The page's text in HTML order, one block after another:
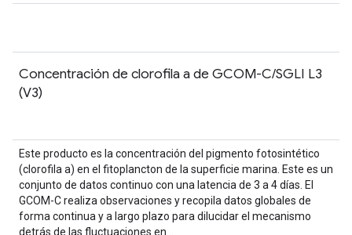
Concentración de clorofila a de GCOM-C/SGLI L3
(V3)
Este producto es la concentración del pigmento fotosintético
(clorofila a) en el fitoplancton de la superficie marina. Este es un
conjunto de datos continuo con una latencia de 3 a 4 días. El
GCOM-C realiza observaciones y recopila datos globales de
forma continua y a largo plazo para dilucidar el mecanismo
detrás de las fluctuaciones en…